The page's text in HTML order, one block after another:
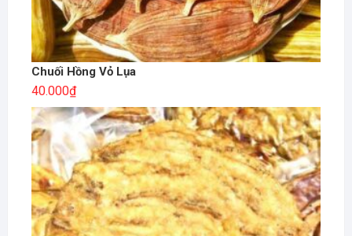
Chuối Hồng Vỏ Lụa
40.000₫